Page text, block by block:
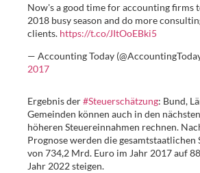
Now's a good time for accounting firms
2018 busy season and do more
clients. https://t.co/JItOoEBki5
— Accounting Today
2017
Ergebnis der#Steuerschätzung: Bund,
Gemeinden können auch in den
höheren Steuereinnahmen rechnen.
Prognose werden die gesamtstaatlichen
von 734,2 Mrd. Euro im Jahr 2017 auf
Jahr 2022 steigen.